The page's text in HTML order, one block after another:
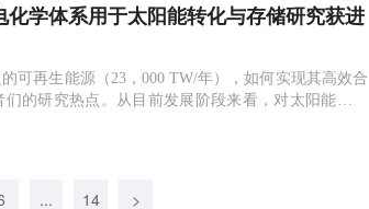
学体系用于太阳能转化与存储研究获进
可再生能源（23，000 TW/年），如何实现其高效合
的研究热点。从目前发展阶段来看，对太阳能的利
太阳能热力系统以及太阳能燃料系统三个方面。然
... 14 >